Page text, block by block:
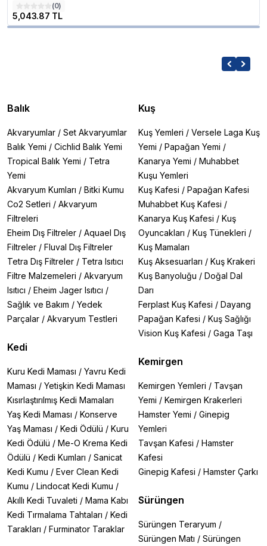
(0)
5,043.87 TL
Balık
Akvaryumlar / Set Akvaryumlar
Balık Yemi / Cichlid Balık Yemi
Tropical Balık Yemi / Tetra
Yemi
Akvaryum Kumları / Bitki Kumu
Co2 Setleri / Akvaryum
Filtreleri
Eheim Dış Filtreler / Aquael Dış
Filtreler / Fluval Dış Filtreler
Tetra Dış Filtreler / Tetra Isıtıcı
Filtre Malzemeleri / Akvaryum
Isıtıcı / Eheim Jager Isıtıcı /
Sağlık ve Bakım / Yedek
Parçalar / Akvaryum Testleri
Kedi
Kuru Kedi Maması / Yavru Kedi
Maması / Yetişkin Kedi Maması
Kısırlaştırılmış Kedi Mamaları
Yaş Kedi Maması / Konserve
Yaş Maması / Kedi Ödülü / Kuru
Kedi Ödülü / Me-O Krema Kedi
Ödülü / Kedi Kumları / Sanicat
Kedi Kumu / Ever Clean Kedi
Kumu / Lindocat Kedi Kumu /
Akıllı Kedi Tuvaleti / Mama Kabı
Kedi Tırmalama Tahtaları / Kedi
Tarakları / Furminator Taraklar
Kuş
Kuş Yemleri / Versele Laga Kuş
Yemi / Papağan Yemi /
Kanarya Yemi / Muhabbet
Kuşu Yemleri
Kuş Kafesi / Papağan Kafesi
Muhabbet Kuş Kafesi /
Kanarya Kuş Kafesi / Kuş
Oyuncakları / Kuş Tünekleri /
Kuş Mamaları
Kuş Aksesuarları / Kuş Krakeri
Kuş Banyoluğu / Doğal Dal
Darı
Ferplast Kuş Kafesi / Dayang
Papağan Kafesi / Kuş Sağlığı
Vision Kuş Kafesi / Gaga Taşı
Kemirgen
Kemirgen Yemleri / Tavşan
Yemi / Kemirgen Krakerleri
Hamster Yemi / Ginepig
Yemleri
Tavşan Kafesi / Hamster
Kafesi
Ginepig Kafesi / Hamster Çarkı
Sürüngen
Sürüngen Teraryum /
Sürüngen Matı / Sürüngen